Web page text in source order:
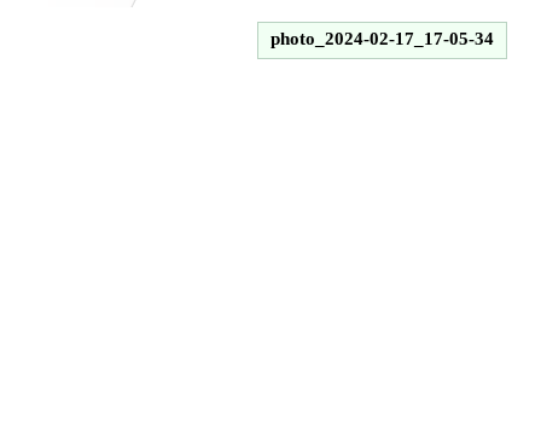
photo_2024-02-17_17-05-34